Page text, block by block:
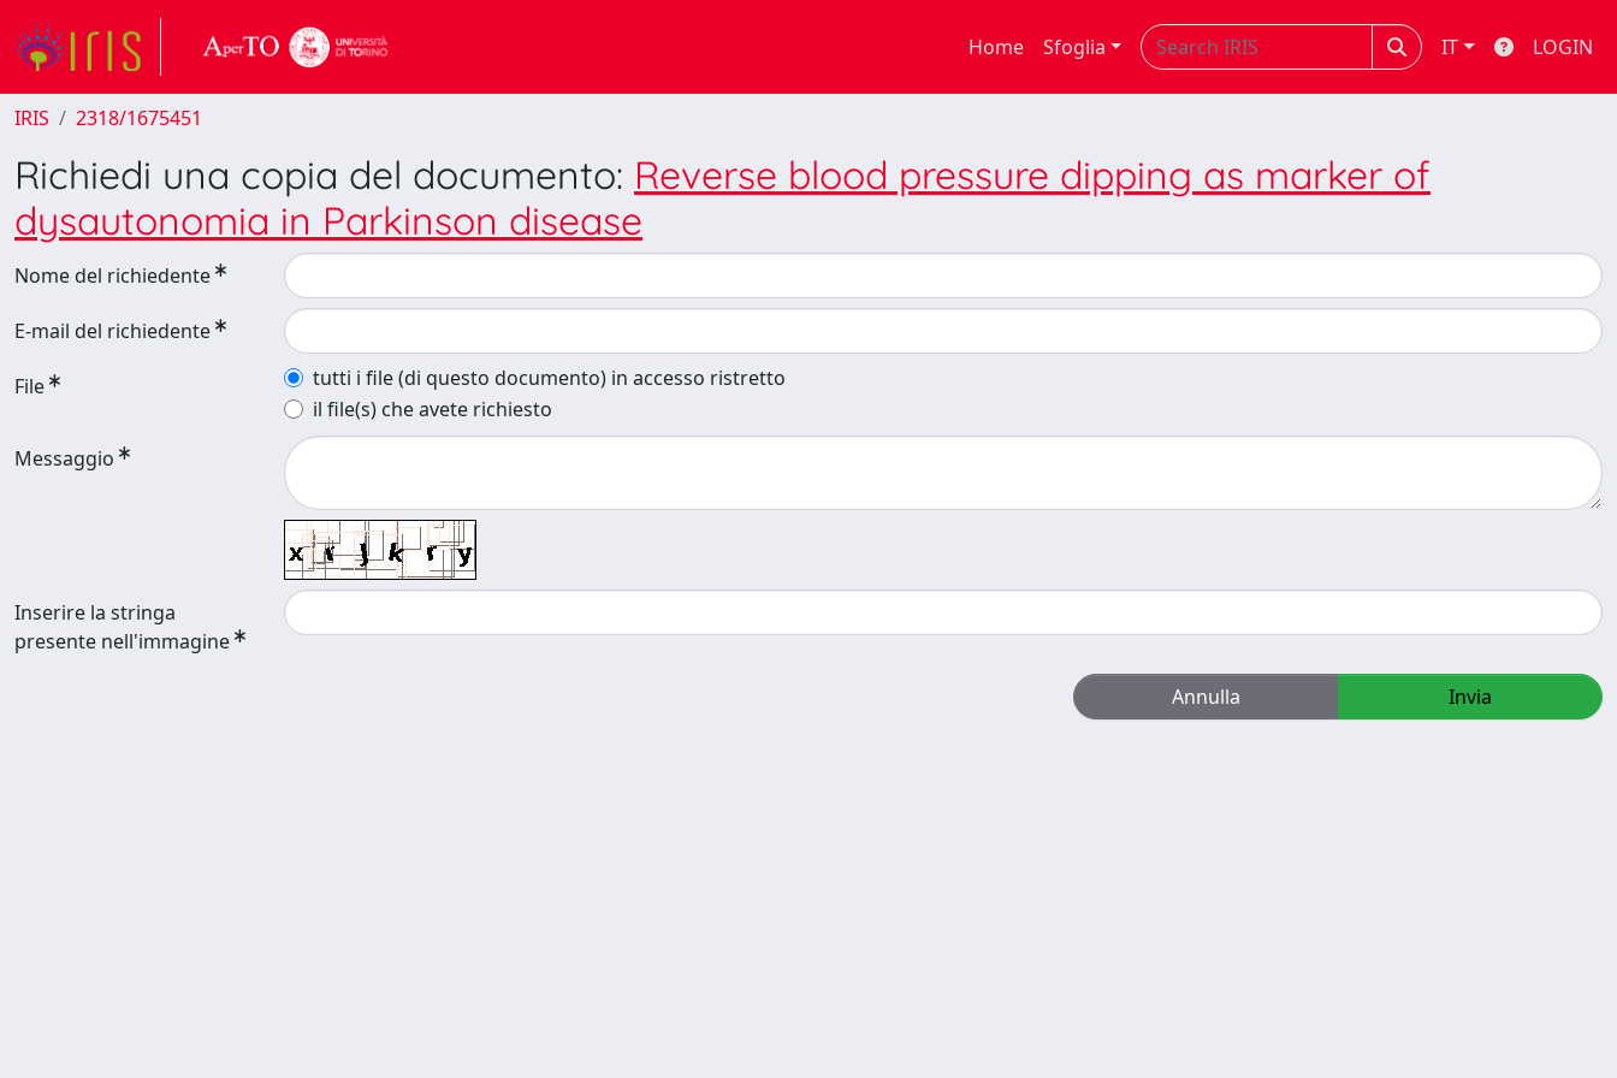
Home Sfoglia IT LOGIN
IRIS 2318/1675451
Richiedi una copia del documento: Reverse blood pressure dipping as marker of
dysautonomia in Parkinson disease
Nome del richiedente
E-mail del richiedente
File
tutti i file (di questo documento) in accesso ristretto
il file(s) che avete richiesto
Messaggio
Inserire la stringa
presente nell'immagine
Annulla Invia